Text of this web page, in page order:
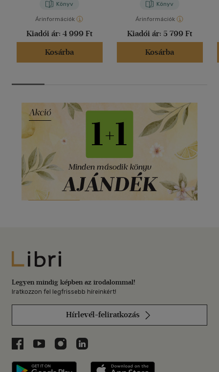
Könyv
Árinformációk
Kiadói ár: 4 999 Ft
Kosárba
Könyv
Árinformációk
Kiadói ár: 5 799 Ft
Kosárba
Libri
Legyen mindig képben az irodalommal!
Iratkozzon fel legfrissebb híreinkért!
Hírlevél-feliratkozás
Libri a Facebookon
Libri a Youtube-on
Libri az Instagramon
Libri a LinkedInen
Libri applikáció Szerezd meg: Google